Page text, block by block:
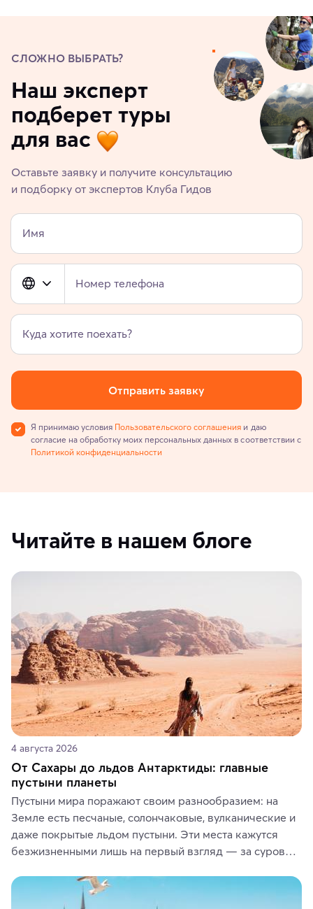
СЛОЖНО ВЫБРАТЬ?
Наш эксперт
подберет туры
для вас
Оставьте заявку и получите консультацию
и подборку от экспертов Клуба Гидов
Имя
Номер телефона
Куда хотите поехать?
Отправить заявку
Я принимаю условия Пользовательского соглашения и даю
согласие на обработку моих персональных данных в соответствии с
Политикой конфиденциальности
Читайте в нашем блоге
4 августа 2026
От Сахары до льдов Антарктиды: главные
пустыни планеты
Пустыни мира поражают своим разнообразием: на
Земле есть песчаные, солончаковые, вулканические и
даже покрытые льдом пустыни. Эти места кажутся
безжизненными лишь на первый взгляд — за суровой
животные и маршруты, которые дарят одни из самых
ярких впечатлений от путешествий.